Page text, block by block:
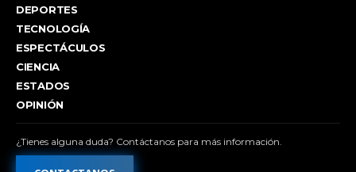
DEPORTES
TECNOLOGÍA
ESPECTÁCULOS
CIENCIA
ESTADOS
OPINIÓN
¿Tienes alguna duda? Contáctanos para más información.